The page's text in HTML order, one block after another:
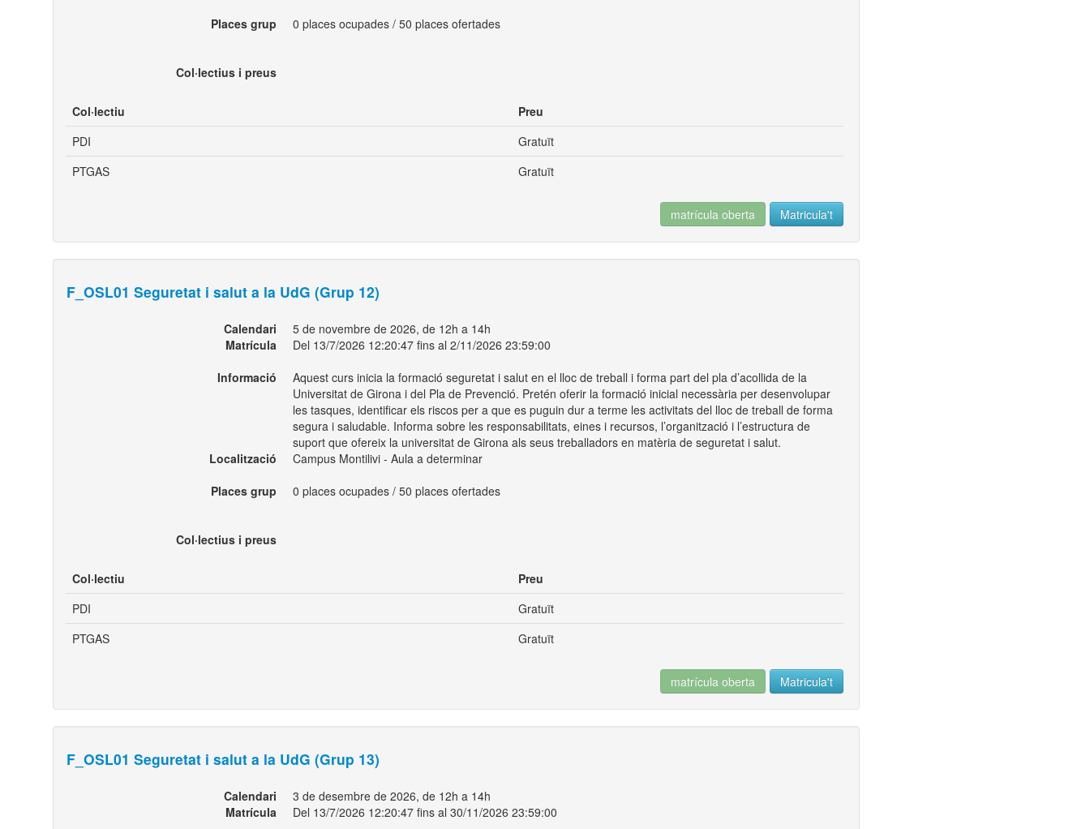
Places grup
0 places ocupades / 50 places ofertades
Col·lectius i preus
Col·lectiu
Preu
PDI
Gratuït
PTGAS
Gratuït
matrícula oberta Matricula't
F_OSL01 Seguretat i salut a la UdG (Grup 12)
Calendari
5 de novembre de 2026, de 12h a 14h
Matrícula
Del 13/7/2026 12:20:47 fins al 2/11/2026 23:59:00
Informació
Aquest curs inicia la formació seguretat i salut en el lloc de treball i forma part del pla d’acollida de la
Universitat de Girona i del Pla de Prevenció. Pretén oferir la formació inicial necessària per desenvolupar
les tasques, identificar els riscos per a que es puguin dur a terme les activitats del lloc de treball de forma
segura i saludable. Informa sobre les responsabilitats, eines i recursos, l’organització i l’estructura de
suport que ofereix la universitat de Girona als seus treballadors en matèria de seguretat i salut.
Localització
Campus Montilivi - Aula a determinar
Places grup
0 places ocupades / 50 places ofertades
Col·lectius i preus
Col·lectiu
Preu
PDI
Gratuït
PTGAS
Gratuït
matrícula oberta Matricula't
F_OSL01 Seguretat i salut a la UdG (Grup 13)
Calendari
3 de desembre de 2026, de 12h a 14h
Matrícula
Del 13/7/2026 12:20:47 fins al 30/11/2026 23:59:00